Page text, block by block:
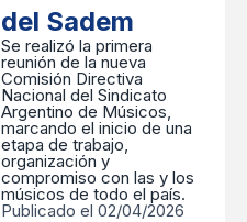
del Sadem
Se realizó la primera
reunión de la nueva
Comisión Directiva
Nacional del Sindicato
Argentino de Músicos,
marcando el inicio de una
etapa de trabajo,
organización y
compromiso con las y los
músicos de todo el país.
Publicado el 02/04/2026